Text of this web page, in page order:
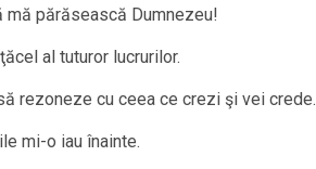
părăsească Dumnezeu!
al tuturor lucrurilor.
rezoneze cu ceea ce crezi şi vei crede.
mi-o iau înainte.